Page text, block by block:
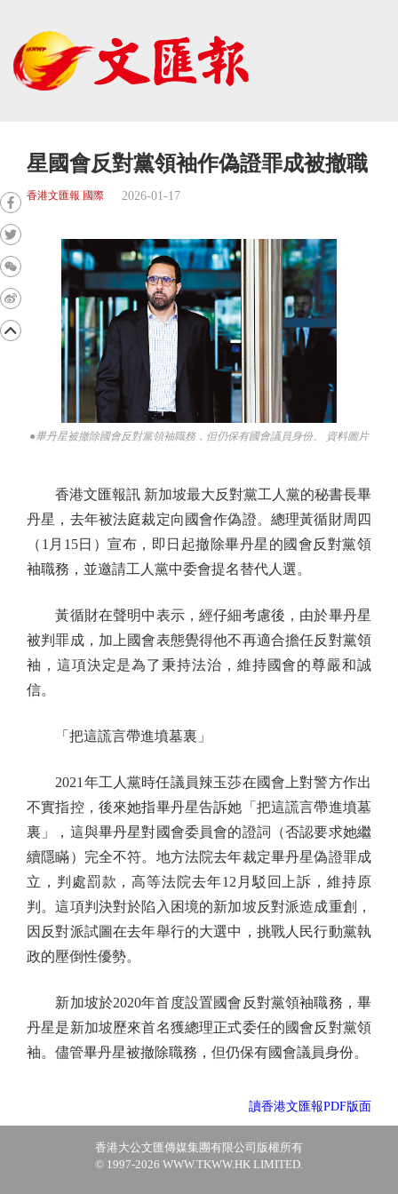
星國會反對黨領袖作偽證罪成被撤職
香港文匯報 國際 2026-01-17
●畢丹星被撤除國會反對黨領袖職務，但仍保有國會議員身份。 資料圖片
香港文匯報訊 新加坡最大反對黨工人黨的秘書長畢
丹星，去年被法庭裁定向國會作偽證。總理黃循財周四
（1月15日）宣布，即日起撤除畢丹星的國會反對黨領
袖職務，並邀請工人黨中委會提名替代人選。
黃循財在聲明中表示，經仔細考慮後，由於畢丹星
被判罪成，加上國會表態覺得他不再適合擔任反對黨領
袖，這項決定是為了秉持法治，維持國會的尊嚴和誠
信。
「把這謊言帶進墳墓裏」
2021年工人黨時任議員辣玉莎在國會上對警方作出
不實指控，後來她指畢丹星告訴她「把這謊言帶進墳墓
裏」，這與畢丹星對國會委員會的證詞（否認要求她繼
續隱瞞）完全不符。地方法院去年裁定畢丹星偽證罪成
立，判處罰款，高等法院去年12月駁回上訴，維持原
判。這項判決對於陷入困境的新加坡反對派造成重創，
因反對派試圖在去年舉行的大選中，挑戰人民行動黨執
政的壓倒性優勢。
新加坡於2020年首度設置國會反對黨領袖職務，畢
丹星是新加坡歷來首名獲總理正式委任的國會反對黨領
袖。儘管畢丹星被撤除職務，但仍保有國會議員身份。
讀香港文匯報PDF版面
香港大公文匯傳媒集團有限公司版權所有
© 1997-2026 WWW.TKWW.HK LIMITED.